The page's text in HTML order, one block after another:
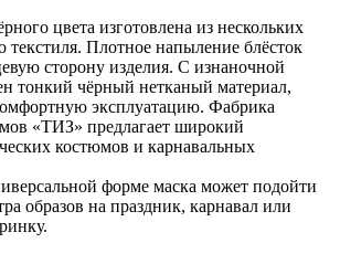
цвета изготовлена из нескольких
текстиля. Плотное напыление блёсток
сторону изделия. С изнаночной
тонкий чёрный нетканый материал,
эксплуатацию. Фабрика
«ТИЗ» предлагает широкий
костюмов и карнавальных
форме маска может подойти
образов на праздник, карнавал или